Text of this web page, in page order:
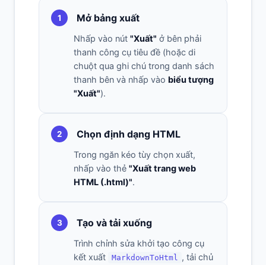
1 Mở bảng xuất
Nhấp vào nút "Xuất" ở bên phải
thanh công cụ tiêu đề (hoặc di
chuột qua ghi chú trong danh sách
thanh bên và nhấp vào biểu tượng
"Xuất").
2 Chọn định dạng HTML
Trong ngăn kéo tùy chọn xuất,
nhấp vào thẻ "Xuất trang web
HTML (.html)".
3 Tạo và tải xuống
Trình chỉnh sửa khởi tạo công cụ
kết xuất
MarkdownToHtml , tải chủ